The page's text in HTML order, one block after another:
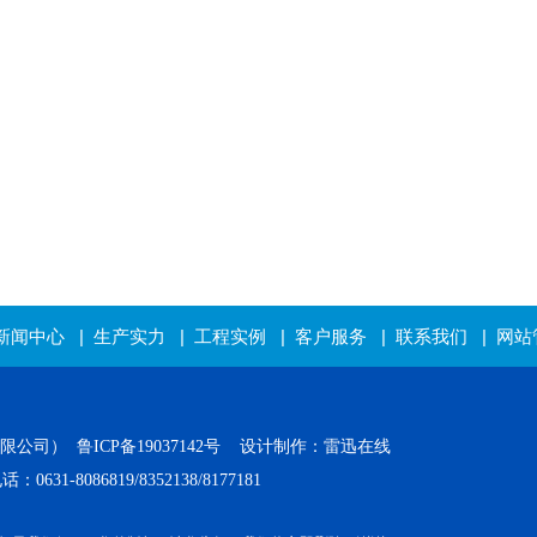
闻中心| 生产实力 | 工程实例 | 客户服务 | 联系我们 | 网站
公司） 鲁ICP备19037142号 设计制作：雷迅在线
0631-8086819/8352138/8177181